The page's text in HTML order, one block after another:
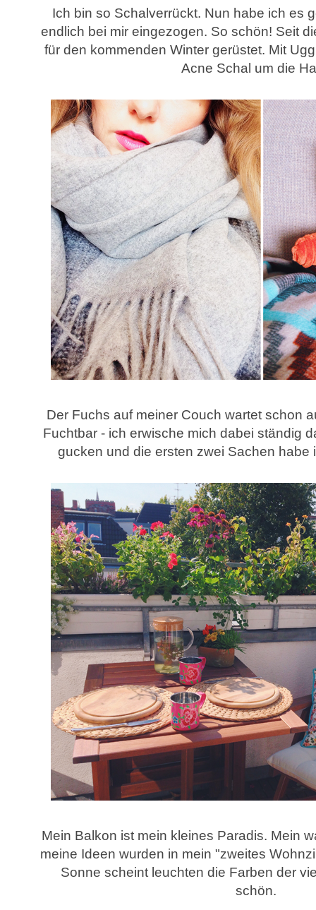
Ich bin so Schalverrückt. Nun habe ich es
endlich bei mir eingezogen. So schön! Seit
für den kommenden Winter gerüstet. Mit
Acne Schal um die
Der Fuchs auf meiner Couch wartet schon
Fuchtbar - ich erwische mich dabei ständig
gucken und die ersten zwei Sachen habe
Mein Balkon ist mein kleines Paradis. Mein
meine Ideen wurden in mein "zweites
Sonne scheint leuchten die Farben der
schön.